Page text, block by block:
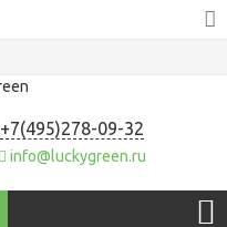
+7(495)278-09-32
info@luckygreen.ru